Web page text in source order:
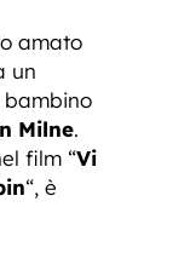
amato
un
bambino
Milne.
film “Vi
“, è